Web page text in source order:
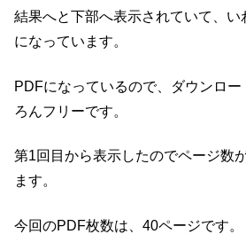
結果へと下部へ表示されていて、い
になっています。
PDFになっているので、ダウンロ
ろんフリーです。
第1回目から表示したのでページ数
ます。
今回のPDF枚数は、40ページです。